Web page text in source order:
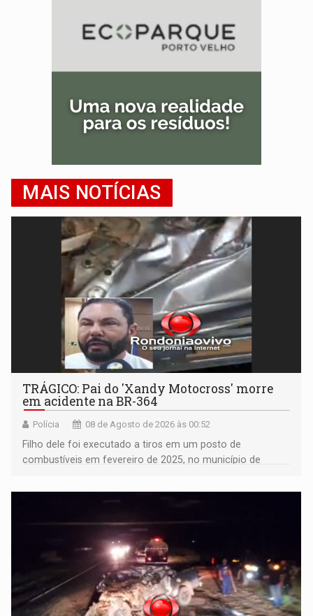
MAIS NOTÍCIAS
TRÁGICO: Pai do 'Xandy Motocross' morre
em acidente na BR-364
Polícia 08 de Agosto de 2026 às 00:52
Filho dele foi executado a tiros em um posto de
combustíveis em fevereiro de 2025, no município de